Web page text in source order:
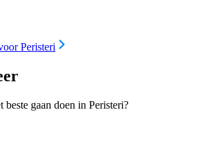
Peristeri
beste gaan doen in Peristeri?